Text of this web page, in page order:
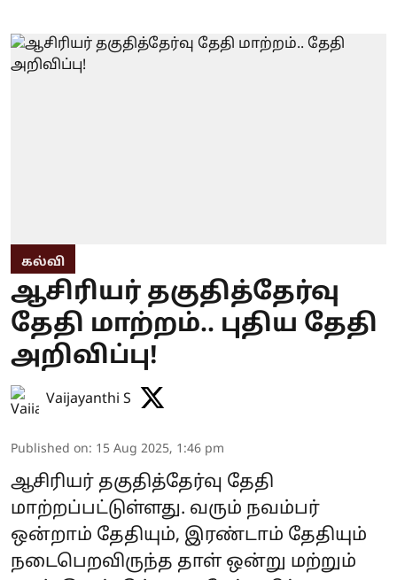
கல்வி
ஆசிரியர் தகுதித்தேர்வு
தேதி மாற்றம்.. புதிய தேதி
அறிவிப்பு!
Vaijayanthi S
Published on: 15 Aug 2025, 1:46 pm
ஆசிரியர் தகுதித்தேர்வு தேதி
மாற்றப்பட்டுள்ளது. வரும் நவம்பர்
ஒன்றாம் தேதியும், இரண்டாம் தேதியும்
நடைபெறவிருந்த தாள் ஒன்று மற்றும்